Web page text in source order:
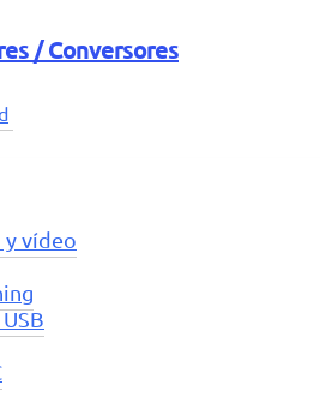
/ Conversores
y vídeo